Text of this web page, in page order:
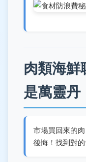
肉類海
是萬靈丹
市場買回來的
後悔！找到對的